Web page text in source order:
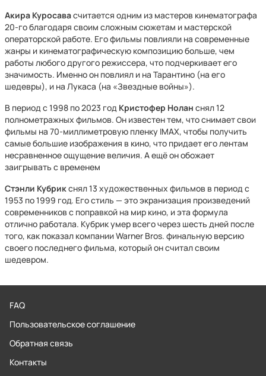
Акира Куросавасчитается одним из мастеров кинематографа
20-го благодаря своим сложным сюжетам и мастерской
операторской работе. Его фильмы повлияли на современные
жанры и кинематографическую композицию больше, чем
работы любого другого режиссера, что подчеркивает его
значимость. Именно он повлиял и на Тарантино (на его
шедевры), и на Лукаса (на «Звездные войны»).
В период с 1998 по 2023 год Кристофер Нолан снял 12
полнометражных фильмов. Он известен тем, что снимает свои
фильмы на 70-миллиметровую пленку IMAX, чтобы получить
самые большие изображения в кино, что придает его лентам
несравненное ощущение величия. А ещё он обожает
заигрывать с временем
Стэнли Кубрикснял 13 художественных фильмов в период с
1953 по 1999 год. Его стиль — это экранизация произведений
современников с поправкой на мир кино, и эта формула
отлично работала. Кубрик умер всего через шесть дней после
того, как показал компании Warner Bros. финальную версию
своего последнего фильма, который он считал своим
шедевром.
FAQ
Пользовательское соглашение
Обратная связь
Контакты